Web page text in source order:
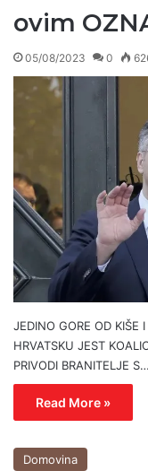
ovim
05/08/2023 0
JEDINO GORE OD KIŠE
HRVATSKU JEST
PRIVODI BRANITELJE S…
Read More »
Domovina